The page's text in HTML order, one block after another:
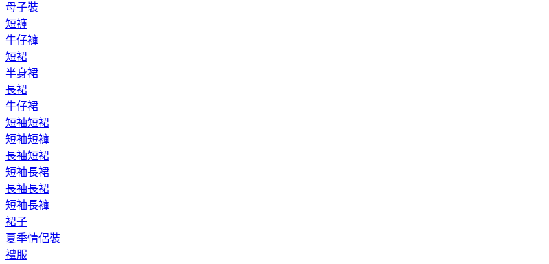
母子裝
短褲
牛仔褲
短裙
半身裙
長裙
牛仔裙
短袖短裙
短袖短褲
長袖短裙
短袖長裙
長袖長裙
短袖長褲
裙子
夏季情侶裝
禮服